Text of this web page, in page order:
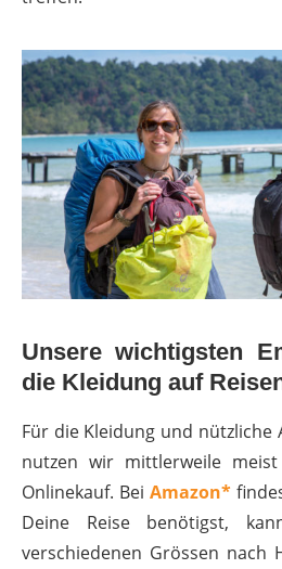
Unsere wichtigsten
die Kleidung auf
Für die Kleidung und nützliche
nutzen wir mittlerweile
Onlinekauf. Bei Amazon*
Deine Reise benötigst,
verschiedenen Grössen nach